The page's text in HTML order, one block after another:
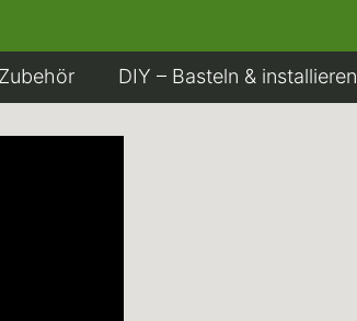
DIY – Basteln & installieren